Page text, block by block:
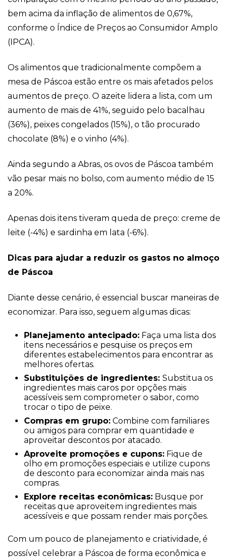
bem acima da inflação de alimentos de 0,67%,
conforme o Índice de Preços ao Consumidor Amplo
(IPCA).
Os alimentos que tradicionalmente compõem a
mesa de Páscoa estão entre os mais afetados pelos
aumentos de preço. O azeite lidera a lista, com um
aumento de mais de 41%, seguido pelo bacalhau
(36%), peixes congelados (15%), o tão procurado
chocolate (8%) e o vinho (4%).
Ainda segundo a Abras, os ovos de Páscoa também
vão pesar mais no bolso, com aumento médio de 15
a 20%.
Apenas dois itens tiveram queda de preço: creme de
leite (-4%) e sardinha em lata (-6%).
Dicas para ajudar a reduzir os gastos no almoço
de Páscoa
Diante desse cenário, é essencial buscar maneiras de
economizar. Para isso, seguem algumas dicas:
Planejamento antecipado: Faça uma lista dos
itens necessários e pesquise os preços em
diferentes estabelecimentos para encontrar as
melhores ofertas.
Substituições de ingredientes: Substitua os
ingredientes mais caros por opções mais
acessíveis sem comprometer o sabor, como
trocar o tipo de peixe.
Compras em grupo: Combine com familiares
ou amigos para comprar em quantidade e
aproveitar descontos por atacado.
Aproveite promoções e cupons: Fique de
olho em promoções especiais e utilize cupons
de desconto para economizar ainda mais nas
compras.
Explore receitas econômicas: Busque por
receitas que aproveitem ingredientes mais
acessíveis e que possam render mais porções.
Com um pouco de planejamento e criatividade, é
possível celebrar a Páscoa de forma econômica e